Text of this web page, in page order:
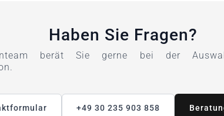
Haben Sie Fragen?
berät Sie gerne bei der
+49 30 235 903 858